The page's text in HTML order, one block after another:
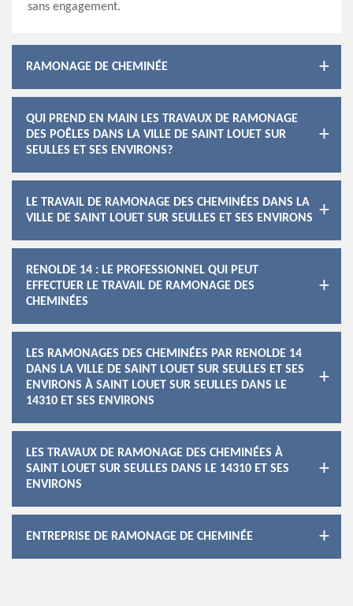
sans engagement.
RAMONAGE DE CHEMINÉE
QUI PREND EN MAIN LES TRAVAUX DE RAMONAGE
DES POÊLES DANS LA VILLE DE SAINT LOUET SUR
SEULLES ET SES ENVIRONS?
LE TRAVAIL DE RAMONAGE DES CHEMINÉES DANS LA
VILLE DE SAINT LOUET SUR SEULLES ET SES ENVIRONS
RENOLDE 14 : LE PROFESSIONNEL QUI PEUT
EFFECTUER LE TRAVAIL DE RAMONAGE DES
CHEMINÉES
LES RAMONAGES DES CHEMINÉES PAR RENOLDE 14
DANS LA VILLE DE SAINT LOUET SUR SEULLES ET SES
ENVIRONS À SAINT LOUET SUR SEULLES DANS LE
14310 ET SES ENVIRONS
LES TRAVAUX DE RAMONAGE DES CHEMINÉES À
SAINT LOUET SUR SEULLES DANS LE 14310 ET SES
ENVIRONS
ENTREPRISE DE RAMONAGE DE CHEMINÉE